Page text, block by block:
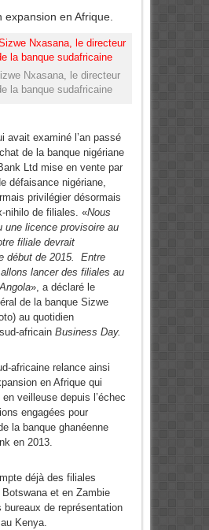
expansion en Afrique.
Nxasana, le directeur
la banque sudafricaine
avait examiné l’an passé
de la banque nigériane
Ltd mise en vente par
défaisance nigériane,
privilégier désormais
nihilo de filiales. «Nous
une licence provisoire au
filiale devrait
début de 2015. Entre
lancer des filiales au
», a déclaré le
de la banque Sizwe
au quotidien
africain Business Day.
africaine relance ainsi
en Afrique qui
veilleuse depuis l’échec
engagées pour
la banque ghanéenne
en 2013.
déjà des filiales
Botswana et en Zambie
bureaux de représentation
Kenya.